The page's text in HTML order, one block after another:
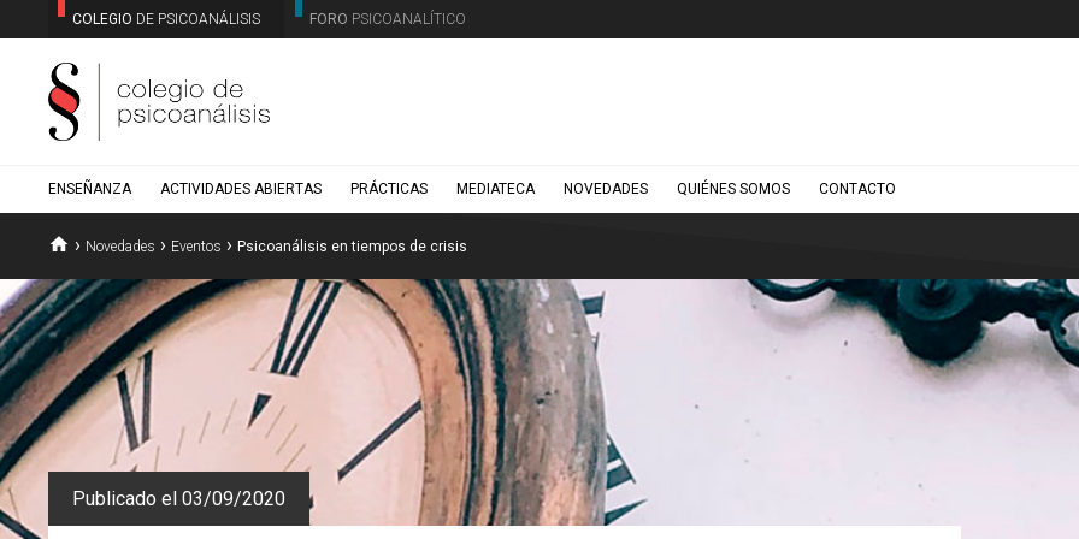
COLEGIO DE PSICOANÁLISIS FORO PSICOANALÍTICO
ENSEÑANZA ACTIVIDADES ABIERTAS PRÁCTICAS MEDIATECA NOVEDADES QUIÉNES SOMOS CONTACTO
home › Novedades › Eventos ›Psicoanálisis en tiempos de crisis
Publicado el 03/09/2020